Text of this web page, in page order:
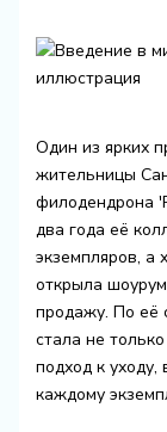
Один из ярких
жительницы
филодендрона
два года её
экземпляров, а
открыла
продажу. По её
стала не
подход к
каждому